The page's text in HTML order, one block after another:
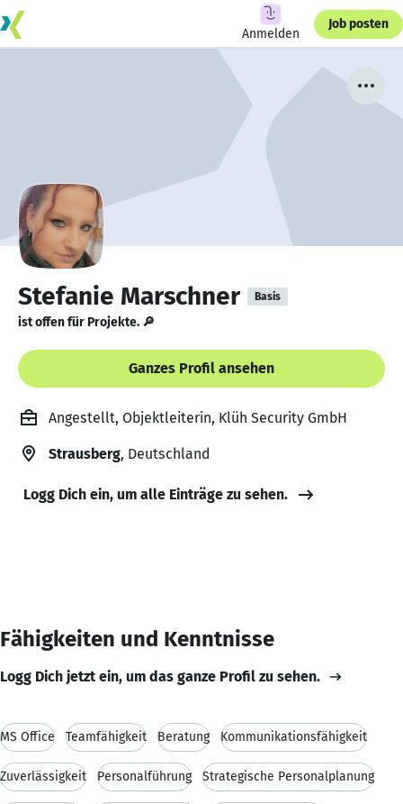
Anmelden
Job posten
Stefanie Marschner Basis
ist offen für Projekte. 🔎
Ganzes Profil ansehen
Angestellt, Objektleiterin, Klüh Security GmbH
Strausberg, Deutschland
Logg Dich ein, um alle Einträge zu sehen.
Fähigkeiten und Kenntnisse
Logg Dich jetzt ein, um das ganze Profil zu sehen.
MS Office Teamfähigkeit Beratung Kommunikationsfähigkeit
Zuverlässigkeit Personalführung Strategische Personalplanung